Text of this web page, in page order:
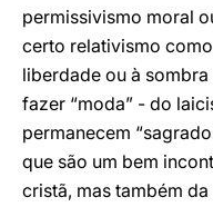
permissivismo moral
certo relativismo
liberdade ou à
fazer “moda” - do
permanecem
que são um bem
cristã, mas também